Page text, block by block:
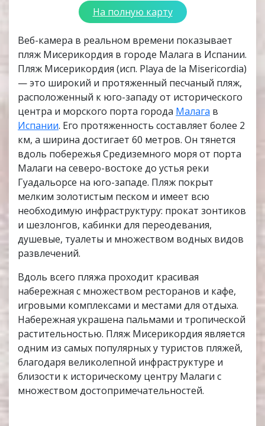
На полную карту
Веб-камера в реальном времени показывает
пляж Мисерикордия в городе Малага в Испании.
Пляж Мисерикордия (исп. Playa de la Misericordia)
— это широкий и протяженный песчаный пляж,
расположенный к юго-западу от исторического
центра и морского порта города Малага в
Испании. Его протяженность составляет более 2
км, а ширина достигает 60 метров. Он тянется
вдоль побережья Средиземного моря от порта
Малаги на северо-востоке до устья реки
Гуадальорсе на юго-западе. Пляж покрыт
мелким золотистым песком и имеет всю
необходимую инфраструктуру: прокат зонтиков
и шезлонгов, кабинки для переодевания,
душевые, туалеты и множеством водных видов
развлечений.
Вдоль всего пляжа проходит красивая
набережная с множеством ресторанов и кафе,
игровыми комплексами и местами для отдыха.
Набережная украшена пальмами и тропической
растительностью. Пляж Мисерикордия является
одним из самых популярных у туристов пляжей,
благодаря великолепной инфраструктуре и
близости к историческому центру Малаги с
множеством достопримечательностей.